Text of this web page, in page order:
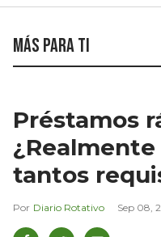
Más para ti
Préstamos
tantos
Diario Rotativo Sep 08,